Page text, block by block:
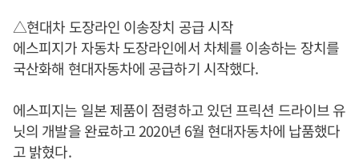
△현대차 도장라인 이송장치 공급 시작
에스피지가 자동차 도장라인에서 차체를 이송하는 장치를
국산화해 현대자동차에 공급하기 시작했다.
에스피지는 일본 제품이 점령하고 있던 프릭션 드라이브 유
닛의 개발을 완료하고 2020년 6월 현대자동차에 납품했다
고 밝혔다.